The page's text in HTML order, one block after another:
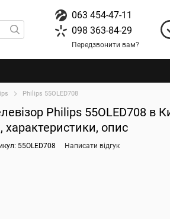
063 454-47-11
098 363-84-29
Передзвонити вам?
Philips 55OLED708
Philips 55OLED708 в
характеристики, опис
55OLED708 Написати відгук